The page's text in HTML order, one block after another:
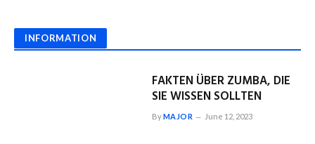
INFORMATION
FAKTEN ÜBER ZUMBA, DIE
SIE WISSEN SOLLTEN
ByMAJOR June 12, 2023